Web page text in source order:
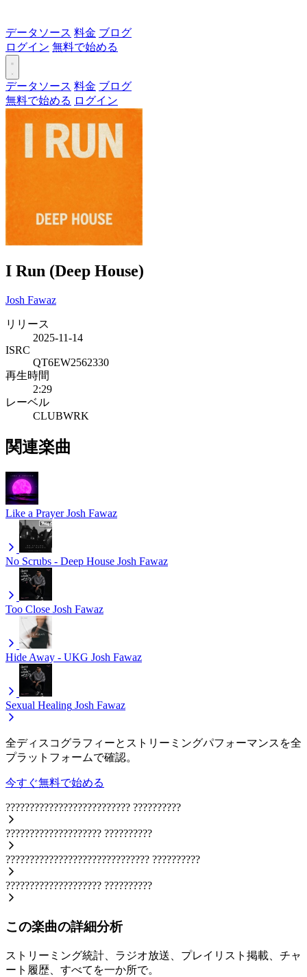
データソース 料金 ブログ
ログイン 無料で始める
データソース 料金 ブログ
無料で始める ログイン
I Run (Deep House)
Josh Fawaz
リリース
2025-11-14
ISRC
QT6EW2562330
再生時間
2:29
レーベル
CLUBWRK
関連楽曲
Like a Prayer Josh Fawaz
No Scrubs - Deep House Josh Fawaz
Too Close Josh Fawaz
Hide Away - UKG Josh Fawaz
Sexual Healing Josh Fawaz
全ディスコグラフィーとストリーミングパフォーマンスを全
プラットフォームで確認。
今すぐ無料で始める
?????????????????????????? ??????????
???????????????????? ??????????
?????????????????????????????? ??????????
???????????????????? ??????????
この楽曲の詳細分析
ストリーミング統計、ラジオ放送、プレイリスト掲載、チャ
ート履歴、すべてを一か所で。